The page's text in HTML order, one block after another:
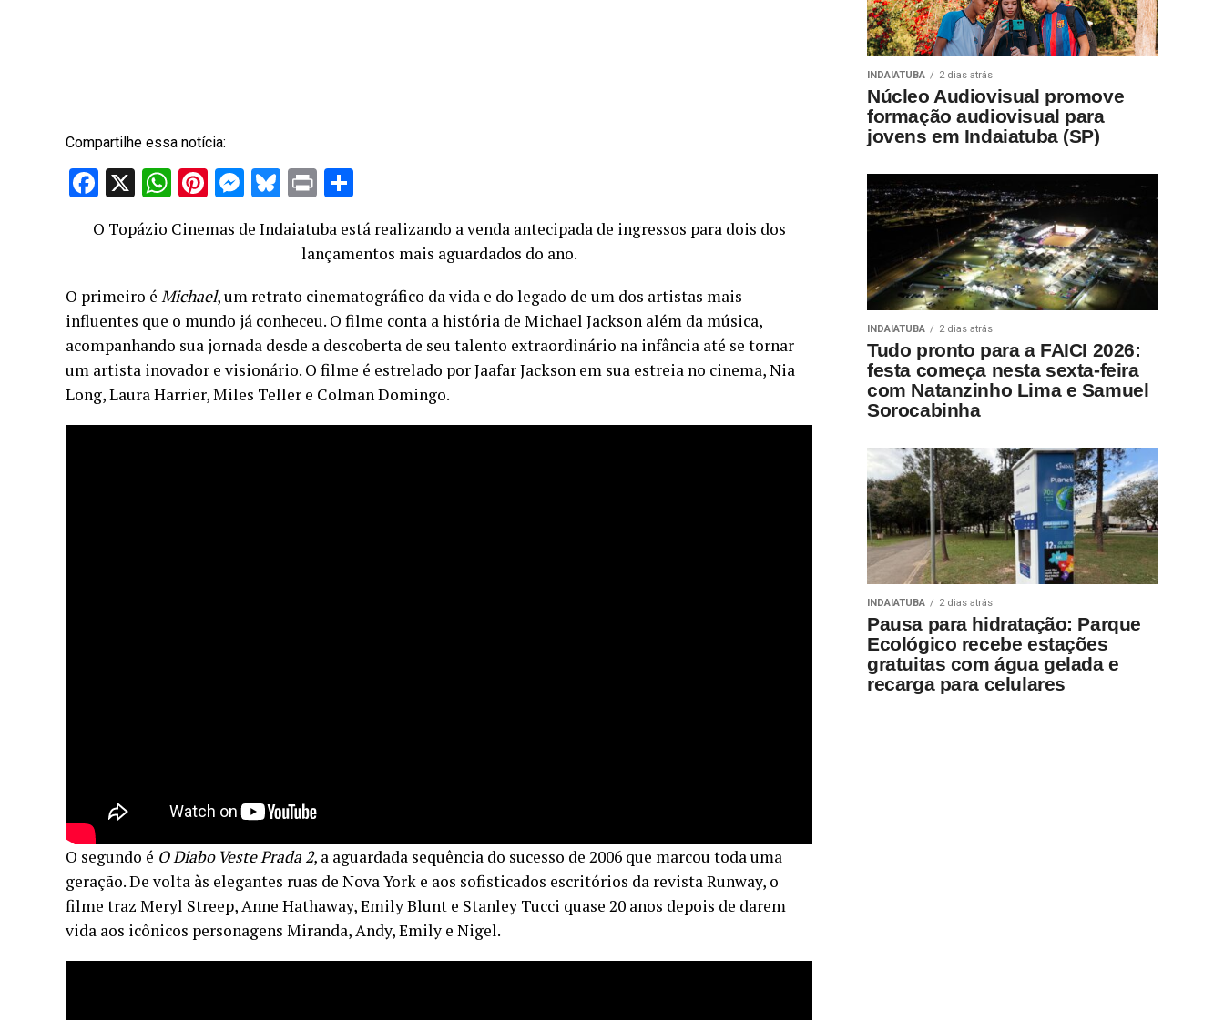
Compartilhe essa notícia:
Facebook
X WhatsApp
Pinterest
Messenger
Bluesky
Print
O Topázio Cinemas de Indaiatuba está realizando a venda antecipada de ingressos para dois dos
lançamentos mais aguardados do ano.
O primeiro é Michael, um retrato cinematográfico da vida e do legado de um dos artistas mais
influentes que o mundo já conheceu. O filme conta a história de Michael Jackson além da música,
acompanhando sua jornada desde a descoberta de seu talento extraordinário na infância até se tornar
um artista inovador e visionário. O filme é estrelado por Jaafar Jackson em sua estreia no cinema, Nia
Long, Laura Harrier, Miles Teller e Colman Domingo.
O segundo é O Diabo Veste Prada 2, a aguardada sequência do sucesso de 2006 que marcou toda uma
geração. De volta às elegantes ruas de Nova York e aos sofisticados escritórios da revista Runway, o
filme traz Meryl Streep, Anne Hathaway, Emily Blunt e Stanley Tucci quase 20 anos depois de darem
vida aos icônicos personagens Miranda, Andy, Emily e Nigel.
INDAIATUBA 2 dias atrás
Núcleo Audiovisual promove
formação audiovisual para
jovens em Indaiatuba (SP)
INDAIATUBA 2 dias atrás
Tudo pronto para a FAICI 2026:
festa começa nesta sexta-feira
com Natanzinho Lima e Samuel
Sorocabinha
INDAIATUBA 2 dias atrás
Pausa para hidratação: Parque
Ecológico recebe estações
gratuitas com água gelada e
recarga para celulares